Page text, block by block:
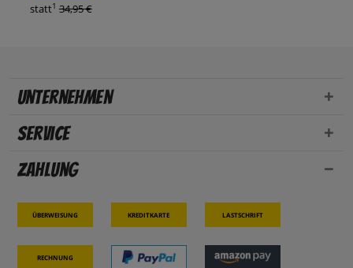
statt1 34,95 €
Unternehmen
Service
Zahlung
Überweisung Kreditkarte Lastschrift
Rechnung